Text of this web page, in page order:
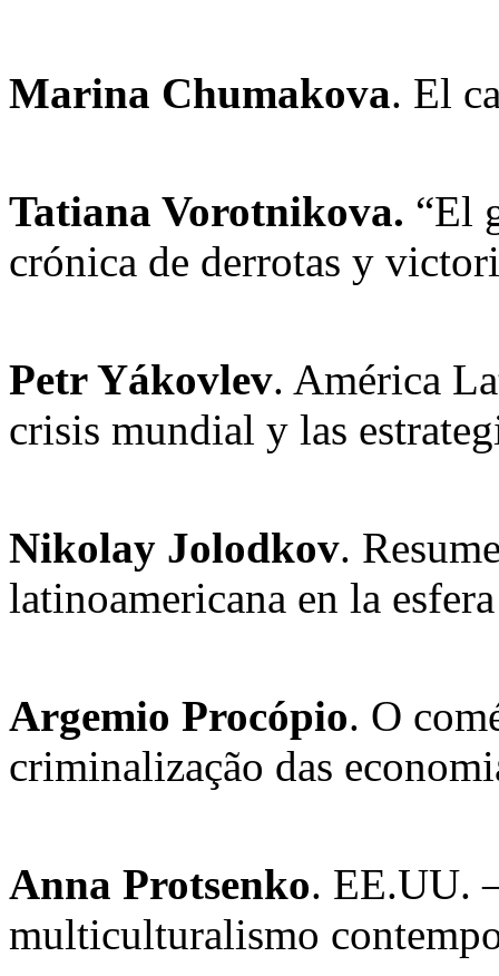
Marina Chumakova. El
Tatiana Vorotnikova. “El
crónica de derrotas y
Petr Yákovlev. América
crisis mundial y las
Nikolay Jolodkov.
latinoamericana en la
Argemio Procópio. O
criminalização das
Anna Protsenko. EE.UU.
multiculturalismo